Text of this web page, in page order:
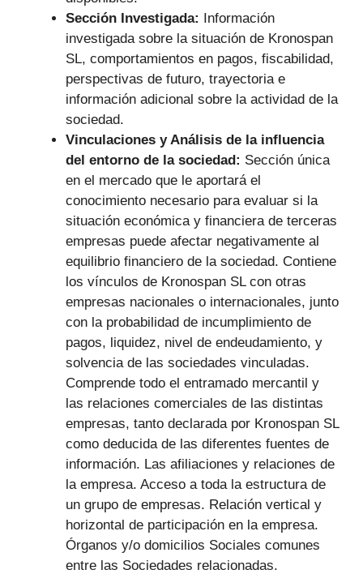
Sección Investigada: Información
investigada sobre la situación de Kronospan
SL, comportamientos en pagos, fiscabilidad,
perspectivas de futuro, trayectoria e
información adicional sobre la actividad de la
sociedad.
Vinculaciones y Análisis de la influencia
del entorno de la sociedad: Sección única
en el mercado que le aportará el
conocimiento necesario para evaluar si la
situación económica y financiera de terceras
empresas puede afectar negativamente al
equilibrio financiero de la sociedad. Contiene
los vínculos de Kronospan SL con otras
empresas nacionales o internacionales, junto
con la probabilidad de incumplimiento de
pagos, liquidez, nivel de endeudamiento, y
solvencia de las sociedades vinculadas.
Comprende todo el entramado mercantil y
las relaciones comerciales de las distintas
empresas, tanto declarada por Kronospan SL
como deducida de las diferentes fuentes de
información. Las afiliaciones y relaciones de
la empresa. Acceso a toda la estructura de
un grupo de empresas. Relación vertical y
horizontal de participación en la empresa.
Órganos y/o domicilios Sociales comunes
entre las Sociedades relacionadas.